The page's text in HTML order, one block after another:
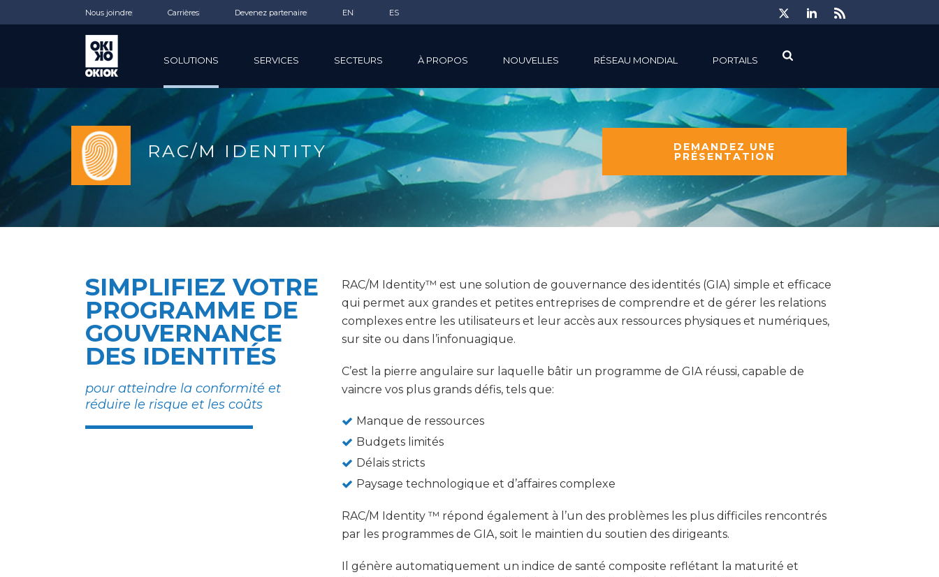
Nous joindre Carrières Devenez partenaire EN ES
SOLUTIONS SERVICES SECTEURS À PROPOS NOUVELLES RÉSEAU MONDIAL PORTAILS
RAC/M IDENTITY DEMANDEZ UNE
PRÉSENTATION
SIMPLIFIEZ VOTRE
PROGRAMME DE
GOUVERNANCE
DES IDENTITÉS
pour atteindre la conformité et
réduire le risque et les coûts
RAC/M Identity™ est une solution de gouvernance des identités (GIA) simple et efficace
qui permet aux grandes et petites entreprises de comprendre et de gérer les relations
complexes entre les utilisateurs et leur accès aux ressources physiques et numériques,
sur site ou dans l’infonuagique.
C’est la pierre angulaire sur laquelle bâtir un programme de GIA réussi, capable de
vaincre vos plus grands défis, tels que:
Manque de ressources
Budgets limités
Délais stricts
Paysage technologique et d’affaires complexe
RAC/M Identity ™ répond également à l’un des problèmes les plus difficiles rencontrés
par les programmes de GIA, soit le maintien du soutien des dirigeants.
Il génère automatiquement un indice de santé composite reflétant la maturité et